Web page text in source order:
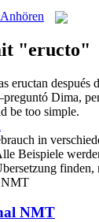
"eructo"
eructan después
Dima,
be too simple.
in
Beispiele
NMT